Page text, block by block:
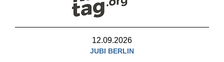
12.09.2026
JUBI BERLIN